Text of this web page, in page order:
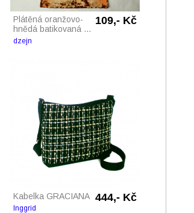
Plátěná oranžovo-
hnědá batikovaná ...
109,- Kč
dzejn
Kabelka GRACIANA 444,- Kč
Inggrid